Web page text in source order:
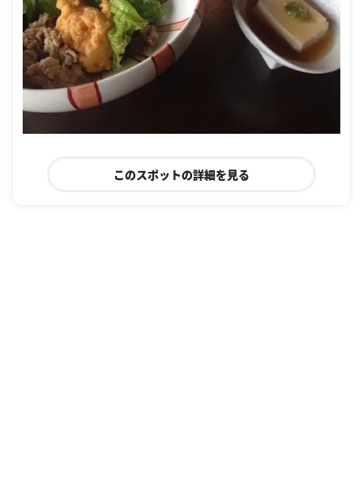
このスポットの詳細を見る